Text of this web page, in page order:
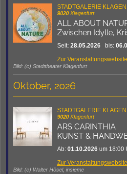
STADTGALERIE
9020 Klagenfurt
ALL ABOUT
Zwischen Idylle,
Seit: 28.05.2026 bis:
Zur Veranstaltungswebsite
Bild: (c) Stadttheater Klagenfurt
Oktober, 2026
STADTGALERIE
9020 Klagenfurt
ARS CARINTHIA
KUNST &
Ab: 01.10.2026 um
Zur Veranstaltungswebsite
Bild: (c) Walter Hösel, insieme